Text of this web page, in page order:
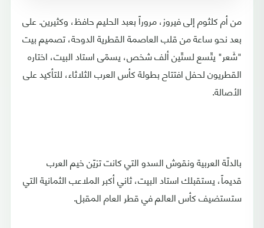
من أم كلثوم إلى فيروز، مروراً بعبد الحليم حافظ، وكثيرين. على
بعد نحو ساعة من قلب العاصمة القطرية الدوحة، تصميم بيت
"شَعر" يتّسع لستّين ألف شخص، يسمّى استاد البيت، اختاره
القطريون لحفل افتتاح بطولة كأس العرب الثلاثاء، للتأكيد على
الأصالة.
بالدلّة العربية ونقوش السدو التي كانت تزيّن خيم العرب
قديماً، يستقبلك استاد البيت، ثاني أكبر الملاعب الثمانية التي
ستستضيف كأس العالم في قطر العام المقبل.